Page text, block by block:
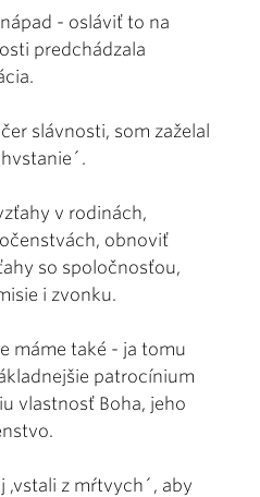
- osláviť to na
predchádzala
slávnosti, som zaželal
v rodinách,
obnoviť
so spoločnosťou,
i zvonku.
máme také - ja tomu
patrocínium
vlastnosť Boha, jeho
,vstali z mŕtvych´, aby